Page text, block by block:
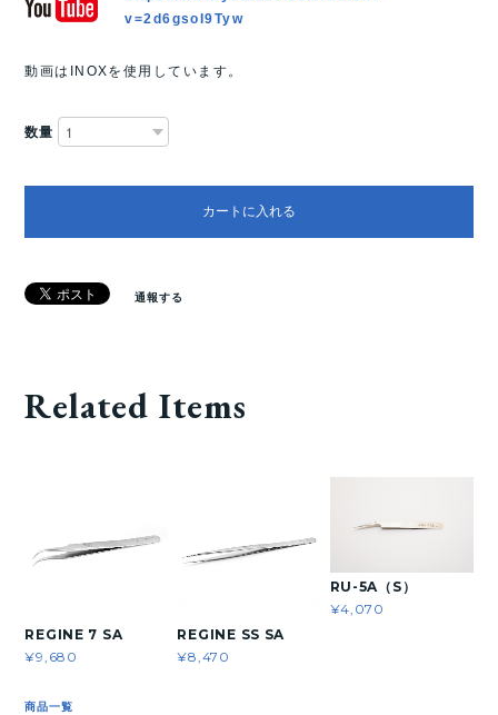
v=2d6gsoI9Tyw
動画はINOXを使用しています。
数量
カートに入れる
通報する
Related Items
REGINE 7 SA
¥9,680
REGINE SS SA
¥8,470
RU-5A（S）
¥4,070
商品一覧